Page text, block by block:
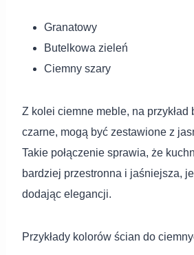
Granatowy
Butelkowa zieleń
Ciemny szary
Z kolei ciemne meble, na przykład
czarne, mogą być zestawione z
Takie połączenie sprawia, że
bardziej przestronna i jaśniejsza,
dodając elegancji.
Przykłady kolorów ścian do